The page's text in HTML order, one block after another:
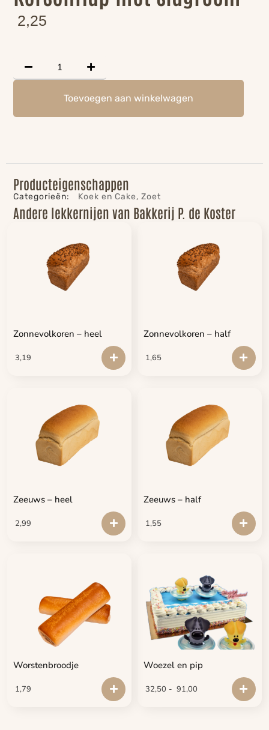
2,25
Toevoegen aan winkelwagen
Producteigenschappen
Categorieën: Koek en Cake,Zoet
Andere lekkernijen van Bakkerij P. de Koster
Zonnevolkoren – heel
3,19
Zonnevolkoren – half
1,65
Zeeuws – heel
2,99
Zeeuws – half
1,55
Worstenbroodje
1,79
Woezel en pip
32,50 - 91,00